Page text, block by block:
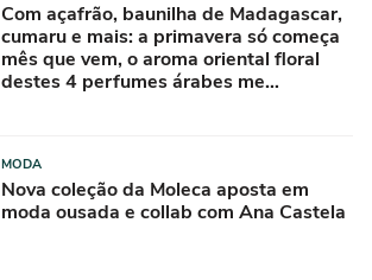
Com açafrão, baunilha de Madagascar,
cumaru e mais: a primavera só começa
mês que vem, o aroma oriental floral
destes 4 perfumes árabes me
MODA
Nova coleção da Moleca aposta em
moda ousada e collab com Ana Castela